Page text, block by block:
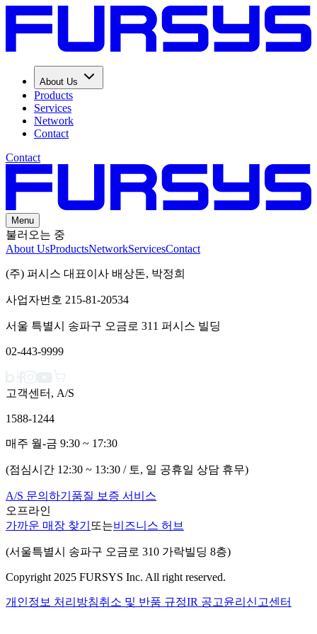
About Us
Products
Services
Network
Contact
Contact
Menu
불러오는 중
About UsProductsNetworkServicesContact
(주) 퍼시스 대표이사 배상돈, 박정희
사업자번호 215-81-20534
서울 특별시 송파구 오금로 311 퍼시스 빌딩
02-443-9999
고객센터, A/S
1588-1244
매주 월-금 9:30 ~ 17:30
(점심시간 12:30 ~ 13:30 / 토, 일 공휴일 상담 휴무)
A/S 문의하기 품질 보증 서비스
오프라인
가까운 매장 찾기 또는비즈니스 허브
(서울특별시 송파구 오금로 310 가락빌딩 8층)
Copyright 2025 FURSYS Inc. All right reserved.
개인정보 처리방침취소 및 반품 규정IR 공고윤리신고센터